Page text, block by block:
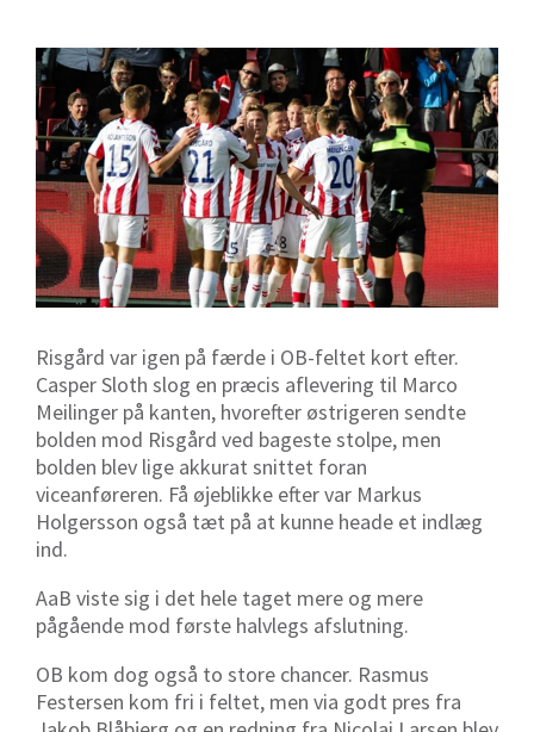
Risgård var igen på færde i OB-feltet kort efter.
Casper Sloth slog en præcis aflevering til Marco
Meilinger på kanten, hvorefter østrigeren sendte
bolden mod Risgård ved bageste stolpe, men
bolden blev lige akkurat snittet foran
viceanføreren. Få øjeblikke efter var Markus
Holgersson også tæt på at kunne heade et indlæg
ind.
AaB viste sig i det hele taget mere og mere
pågående mod første halvlegs afslutning.
OB kom dog også to store chancer. Rasmus
Festersen kom fri i feltet, men via godt pres fra